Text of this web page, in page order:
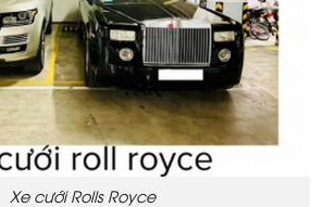
Xe cưới Rolls Royce